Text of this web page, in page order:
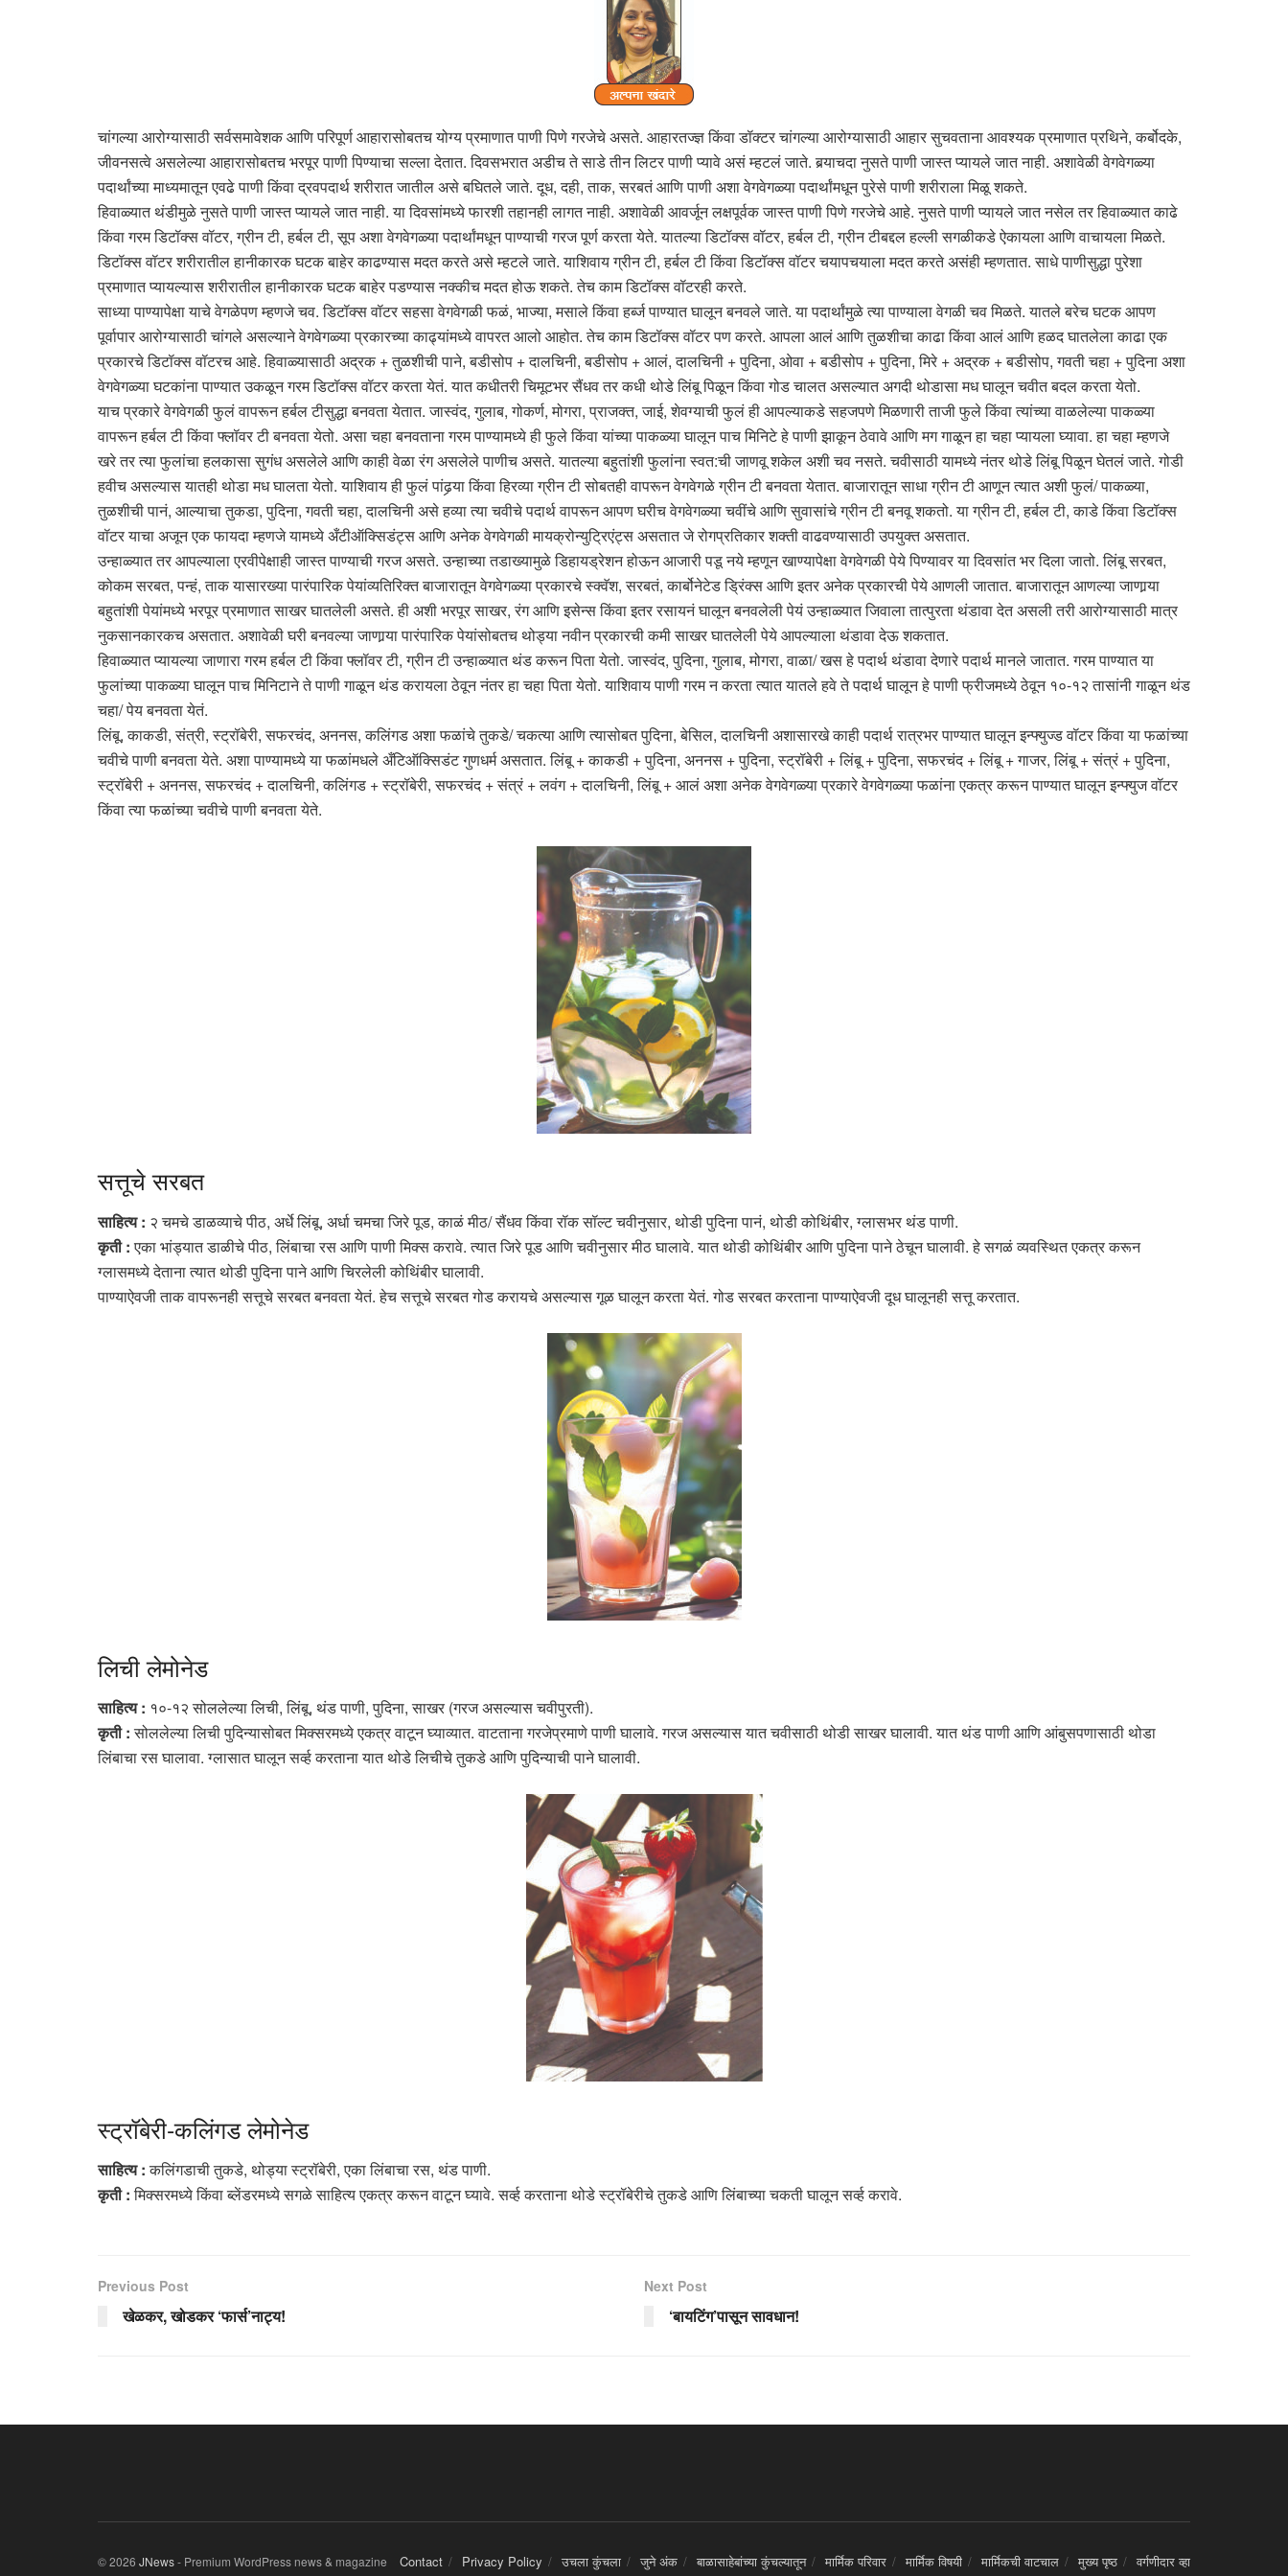
चांगल्या आरोग्यासाठी सर्वसमावेशक आणि परिपूर्ण आहारासोबतच योग्य प्रमाणात पाणी पिणे गरजेचे असते. आहारतज्ज्ञ किंवा डॉक्टर चांगल्या आरोग्यासाठी आहार सुचवताना आवश्यक प्रमाणात प्रथिने, कर्बोदके,
जीवनसत्वे असलेल्या आहारासोबतच भरपूर पाणी पिण्याचा सल्ला देतात. दिवसभरात अडीच ते साडे तीन लिटर पाणी प्यावे असं म्हटलं जाते. बर्‍याचदा नुसते पाणी जास्त प्यायले जात नाही. अशावेळी वेगवेगळ्या
पदार्थांच्या माध्यमातून एवढे पाणी किंवा द्रवपदार्थ शरीरात जातील असे बघितले जाते. दूध, दही, ताक, सरबतं आणि पाणी अशा वेगवेगळ्या पदार्थांमधून पुरेसे पाणी शरीराला मिळू शकते.
हिवाळ्यात थंडीमुळे नुसते पाणी जास्त प्यायले जात नाही. या दिवसांमध्ये फारशी तहानही लागत नाही. अशावेळी आवर्जून लक्षपूर्वक जास्त पाणी पिणे गरजेचे आहे. नुसते पाणी प्यायले जात नसेल तर हिवाळ्यात काढे
किंवा गरम डिटॉक्स वॉटर, ग्रीन टी, हर्बल टी, सूप अशा वेगवेगळ्या पदार्थांमधून पाण्याची गरज पूर्ण करता येते. यातल्या डिटॉक्स वॉटर, हर्बल टी, ग्रीन टीबद्दल हल्ली सगळीकडे ऐकायला आणि वाचायला मिळते.
डिटॉक्स वॉटर शरीरातील हानीकारक घटक बाहेर काढण्यास मदत करते असे म्हटले जाते. याशिवाय ग्रीन टी, हर्बल टी किंवा डिटॉक्स वॉटर चयापचयाला मदत करते असंही म्हणतात. साधे पाणीसुद्धा पुरेशा
प्रमाणात प्यायल्यास शरीरातील हानीकारक घटक बाहेर पडण्यास नक्कीच मदत होऊ शकते. तेच काम डिटॉक्स वॉटरही करते.
साध्या पाण्यापेक्षा याचे वेगळेपण म्हणजे चव. डिटॉक्स वॉटर सहसा वेगवेगळी फळं, भाज्या, मसाले किंवा हर्ब्ज पाण्यात घालून बनवले जाते. या पदार्थांमुळे त्या पाण्याला वेगळी चव मिळते. यातले बरेच घटक आपण
पूर्वापार आरोग्यासाठी चांगले असल्याने वेगवेगळ्या प्रकारच्या काढ्यांमध्ये वापरत आलो आहोत. तेच काम डिटॉक्स वॉटर पण करते. आपला आलं आणि तुळशीचा काढा किंवा आलं आणि हळद घातलेला काढा एक
प्रकारचे डिटॉक्स वॉटरच आहे. हिवाळ्यासाठी अद्रक + तुळशीची पाने, बडीसोप + दालचिनी, बडीसोप + आलं, दालचिनी + पुदिना, ओवा + बडीसोप + पुदिना, मिरे + अद्रक + बडीसोप, गवती चहा + पुदिना अशा
वेगवेगळ्या घटकांना पाण्यात उकळून गरम डिटॉक्स वॉटर करता येतं. यात कधीतरी चिमूटभर सैंधव तर कधी थोडे लिंबू पिळून किंवा गोड चालत असल्यात अगदी थोडासा मध घालून चवीत बदल करता येतो.
याच प्रकारे वेगवेगळी फुलं वापरून हर्बल टीसुद्धा बनवता येतात. जास्वंद, गुलाब, गोकर्ण, मोगरा, प्राजक्त, जाई, शेवग्याची फुलं ही आपल्याकडे सहजपणे मिळणारी ताजी फुले किंवा त्यांच्या वाळलेल्या पाकळ्या
वापरून हर्बल टी किंवा फ्लॉवर टी बनवता येतो. असा चहा बनवताना गरम पाण्यामध्ये ही फुले किंवा यांच्या पाकळ्या घालून पाच मिनिटे हे पाणी झाकून ठेवावे आणि मग गाळून हा चहा प्यायला घ्यावा. हा चहा म्हणजे
खरे तर त्या फुलांचा हलकासा सुगंध असलेले आणि काही वेळा रंग असलेले पाणीच असते. यातल्या बहुतांशी फुलांना स्वत:ची जाणवू शकेल अशी चव नसते. चवीसाठी यामध्ये नंतर थोडे लिंबू पिळून घेतलं जाते. गोडी
हवीच असल्यास यातही थोडा मध घालता येतो. याशिवाय ही फुलं पांढर्‍या किंवा हिरव्या ग्रीन टी सोबतही वापरून वेगवेगळे ग्रीन टी बनवता येतात. बाजारातून साधा ग्रीन टी आणून त्यात अशी फुलं/ पाकळ्या,
तुळशीची पानं, आल्याचा तुकडा, पुदिना, गवती चहा, दालचिनी असे हव्या त्या चवीचे पदार्थ वापरून आपण घरीच वेगवेगळ्या चवींचे आणि सुवासांचे ग्रीन टी बनवू शकतो. या ग्रीन टी, हर्बल टी, काडे किंवा डिटॉक्स
वॉटर याचा अजून एक फायदा म्हणजे यामध्ये अँटीऑक्सिडंट्स आणि अनेक वेगवेगळी मायक्रोन्युट्रिएंट्स असतात जे रोगप्रतिकार शक्ती वाढवण्यासाठी उपयुक्त असतात.
उन्हाळ्यात तर आपल्याला एरवीपेक्षाही जास्त पाण्याची गरज असते. उन्हाच्या तडाख्यामुळे डिहायड्रेशन होऊन आजारी पडू नये म्हणून खाण्यापेक्षा वेगवेगळी पेये पिण्यावर या दिवसांत भर दिला जातो. लिंबू सरबत,
कोकम सरबत, पन्हं, ताक यासारख्या पारंपारिक पेयांव्यतिरिक्त बाजारातून वेगवेगळ्या प्रकारचे स्क्वॅश, सरबतं, कार्बोनेटेड ड्रिंक्स आणि इतर अनेक प्रकारची पेये आणली जातात. बाजारातून आणल्या जाणार्‍या
बहुतांशी पेयांमध्ये भरपूर प्रमाणात साखर घातलेली असते. ही अशी भरपूर साखर, रंग आणि इसेन्स किंवा इतर रसायनं घालून बनवलेली पेयं उन्हाळ्यात जिवाला तात्पुरता थंडावा देत असली तरी आरोग्यासाठी मात्र
नुकसानकारकच असतात. अशावेळी घरी बनवल्या जाणार्‍या पारंपारिक पेयांसोबतच थोड्या नवीन प्रकारची कमी साखर घातलेली पेये आपल्याला थंडावा देऊ शकतात.
हिवाळ्यात प्यायल्या जाणारा गरम हर्बल टी किंवा फ्लॉवर टी, ग्रीन टी उन्हाळ्यात थंड करून पिता येतो. जास्वंद, पुदिना, गुलाब, मोगरा, वाळा/ खस हे पदार्थ थंडावा देणारे पदार्थ मानले जातात. गरम पाण्यात या
फुलांच्या पाकळ्या घालून पाच मिनिटाने ते पाणी गाळून थंड करायला ठेवून नंतर हा चहा पिता येतो. याशिवाय पाणी गरम न करता त्यात यातले हवे ते पदार्थ घालून हे पाणी फ्रीजमध्ये ठेवून १०-१२ तासांनी गाळून थंड
चहा/ पेय बनवता येतं.
लिंबू, काकडी, संत्री, स्ट्रॉबेरी, सफरचंद, अननस, कलिंगड अशा फळांचे तुकडे/ चकत्या आणि त्यासोबत पुदिना, बेसिल, दालचिनी अशासारखे काही पदार्थ रात्रभर पाण्यात घालून इन्फ्युज्ड वॉटर किंवा या फळांच्या
चवीचे पाणी बनवता येते. अशा पाण्यामध्ये या फळांमधले अँटिऑक्सिडंट गुणधर्म असतात. लिंबू + काकडी + पुदिना, अननस + पुदिना, स्ट्रॉबेरी + लिंबू + पुदिना, सफरचंद + लिंबू + गाजर, लिंबू + संत्रं + पुदिना,
स्ट्रॉबेरी + अननस, सफरचंद + दालचिनी, कलिंगड + स्ट्रॉबेरी, सफरचंद + संत्रं + लवंग + दालचिनी, लिंबू + आलं अशा अनेक वेगवेगळ्या प्रकारे वेगवेगळ्या फळांना एकत्र करून पाण्यात घालून इन्फ्युज वॉटर
किंवा त्या फळांच्या चवीचे पाणी बनवता येते.
सत्तूचे सरबत
साहित्य : २ चमचे डाळव्याचे पीठ, अर्धे लिंबू, अर्धा चमचा जिरे पूड, काळं मीठ/ सैंधव किंवा रॉक सॉल्ट चवीनुसार, थोडी पुदिना पानं, थोडी कोथिंबीर, ग्लासभर थंड पाणी.
कृती :एका भांड्यात डाळीचे पीठ, लिंबाचा रस आणि पाणी मिक्स करावे. त्यात जिरे पूड आणि चवीनुसार मीठ घालावे. यात थोडी कोथिंबीर आणि पुदिना पाने ठेचून घालावी. हे सगळं व्यवस्थित एकत्र करून
ग्लासमध्ये देताना त्यात थोडी पुदिना पाने आणि चिरलेली कोथिंबीर घालावी.
पाण्याऐवजी ताक वापरूनही सत्तूचे सरबत बनवता येतं. हेच सत्तूचे सरबत गोड करायचे असल्यास गूळ घालून करता येतं. गोड सरबत करताना पाण्याऐवजी दूध घालूनही सत्तू करतात.
लिची लेमोनेड
साहित्य : १०-१२ सोललेल्या लिची, लिंबू, थंड पाणी, पुदिना, साखर (गरज असल्यास चवीपुरती).
कृती :सोललेल्या लिची पुदिन्यासोबत मिक्सरमध्ये एकत्र वाटून घ्याव्यात. वाटताना गरजेप्रमाणे पाणी घालावे. गरज असल्यास यात चवीसाठी थोडी साखर घालावी. यात थंड पाणी आणि आंबुसपणासाठी थोडा
लिंबाचा रस घालावा. ग्लासात घालून सर्व्ह करताना यात थोडे लिचीचे तुकडे आणि पुदिन्याची पाने घालावी.
स्ट्रॉबेरी-कलिंगड लेमोनेड
साहित्य :कलिंगडाची तुकडे, थोड्या स्ट्रॉबेरी, एका लिंबाचा रस, थंड पाणी.
कृती :मिक्सरमध्ये किंवा ब्लेंडरमध्ये सगळे साहित्य एकत्र करून वाटून घ्यावे. सर्व्ह करताना थोडे स्ट्रॉबेरीचे तुकडे आणि लिंबाच्या चकती घालून सर्व्ह करावे.
Previous Post
खेळकर, खोडकर ‘फार्स’नाट्य!
Next Post
‘बायटिंग’पासून सावधान!
Contact Privacy Policy उचला कुंचला जुने अंक बाळासाहेबांच्या कुंचल्यातून मार्मिक परिवार मार्मिक विषयी मार्मिकची वाटचाल मुख्य पृष्ठ वर्गणीदार व्हा
© 2026 JNews- Premium WordPress news & magazine